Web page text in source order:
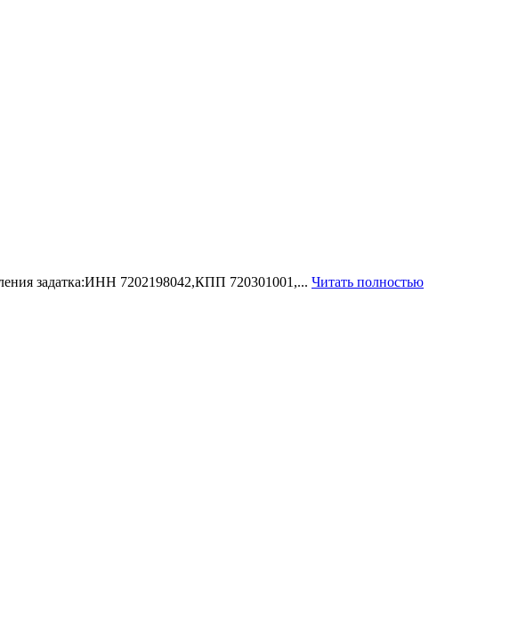
задатка:ИНН 7202198042,КПП 720301001,... Читать полностью